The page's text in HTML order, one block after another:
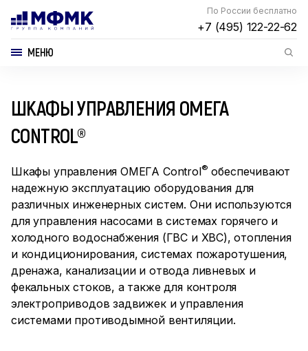
По России бесплатно
+7 (495) 122-22-62
МЕНЮ
ШКАФЫ УПРАВЛЕНИЯ ОМЕГА
CONTROL®
Шкафы управления ОМЕГА Control® обеспечивают
надежную эксплуатацию оборудования для
различных инженерных систем. Они используются
для управления насосами в системах горячего и
холодного водоснабжения (ГВС и ХВС), отопления
и кондиционирования, системах пожаротушения,
дренажа, канализации и отвода ливневых и
фекальных стоков, а также для контроля
электроприводов задвижек и управления
системами противодымной вентиляции.